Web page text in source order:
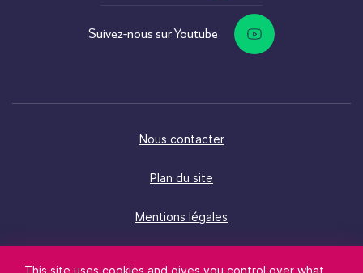
Suivez-nous sur Youtube
Nous contacter
Plan du site
Mentions légales
This site uses cookies and gives you control over what